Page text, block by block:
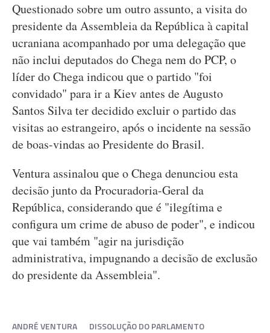
Questionado sobre um outro assunto, a visita do
presidente da Assembleia da República à capital
ucraniana acompanhado por uma delegação que
não inclui deputados do Chega nem do PCP, o
líder do Chega indicou que o partido "foi
convidado" para ir a Kiev antes de Augusto
Santos Silva ter decidido excluir o partido das
visitas ao estrangeiro, após o incidente na sessão
de boas-vindas ao Presidente do Brasil.
Ventura assinalou que o Chega denunciou esta
decisão junto da Procuradoria-Geral da
República, considerando que é "ilegítima e
configura um crime de abuso de poder", e indicou
que vai também "agir na jurisdição
administrativa, impugnando a decisão de exclusão
do presidente da Assembleia".
ANDRÉ VENTURA
DISSOLUÇÃO DO PARLAMENTO